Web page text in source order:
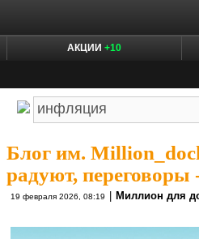
АКЦИИ +10
Блог им.
радуют, переговоры
19 февраля 2026, 08:19 Миллион для